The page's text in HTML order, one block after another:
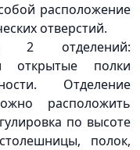
расположение
отверстий.
2 отделений:
полки
Отделение
расположить
по высоте
полок,